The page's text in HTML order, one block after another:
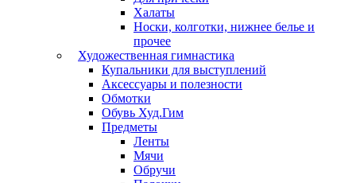
Халаты
Носки, колготки, нижнее белье и
прочее
Художественная гимнастика
Купальники для выступлений
Аксессуары и полезности
Обмотки
Обувь Худ.Гим
Предметы
Ленты
Мячи
Обручи